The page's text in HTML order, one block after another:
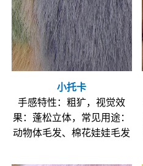
小托卡
手感特性：粗犷，视觉效
果：蓬松立体，常见用途：
动物体毛发、棉花娃娃毛发